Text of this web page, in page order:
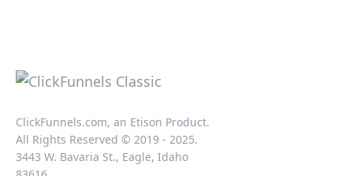
ClickFunnels.com, an Etison Product.
All Rights Reserved © 2019 - 2025.
3443 W. Bavaria St., Eagle, Idaho